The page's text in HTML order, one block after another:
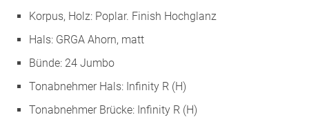
Korpus, Holz: Poplar. Finish Hochglanz
Hals: GRGA Ahorn, matt
Bünde: 24 Jumbo
Tonabnehmer Hals: Infinity R (H)
Tonabnehmer Brücke: Infinity R (H)